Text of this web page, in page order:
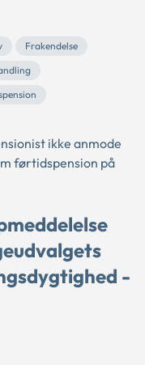
Frakendelse
ikke anmode
førtidspension på
-